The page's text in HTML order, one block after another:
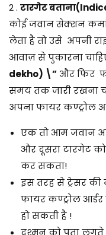
2 . टारगेट
कोई जवान सेक्शन
लेता है तो उसे अपनी
आवाज़ से पुकारना
dekho) \”और फिर
समय तक जारी रखना
अपना फायर कण्ट्रोल
एक तो आम जवान
और दूसरा टारगेट
कर सकता!
इस तरह से ट्रेसर
फायर कण्ट्रोल
हो सकती है !
दुश्मन को पता लगते